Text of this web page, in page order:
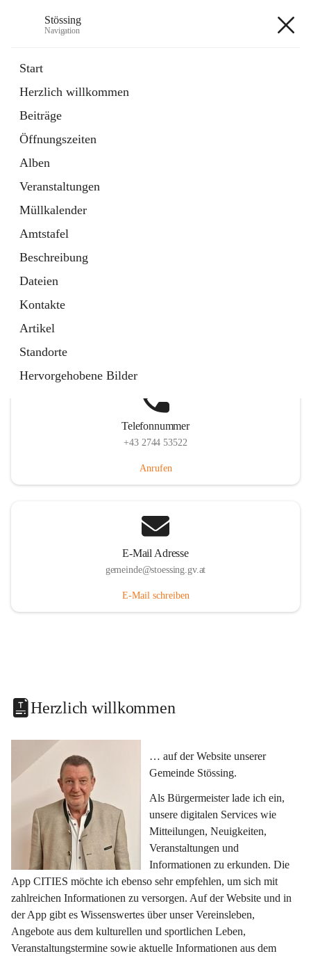
Stössing
Navigation
Start
Herzlich willkommen
Beiträge
Öffnungszeiten
Alben
Veranstaltungen
Müllkalender
Amtstafel
Beschreibung
Dateien
Kontakte
Artikel
Standorte
Hervorgehobene Bilder
Datei
in
Tab
Kindergarten
öffnet
in
neuem
Tab
Telefonnummer
+43 2744 53522
Anrufen
E-Mail Adresse
gemeinde@stoessing.gv.at
E-Mail schreiben
Herzlich willkommen
… auf der Website unserer
Gemeinde Stössing.
Als Bürgermeister lade ich ein,
unsere digitalen Services wie
Mitteilungen, Neuigkeiten,
Veranstaltungen und
Informationen zu erkunden. Die
App CITIES möchte ich ebenso sehr empfehlen, um sich mit
zahlreichen Informationen zu versorgen. Auf der Website und in
der App gibt es Wissenswertes über unser Vereinsleben,
Angebote aus dem kulturellen und sportlichen Leben,
Veranstaltungstermine sowie aktuelle Informationen aus dem